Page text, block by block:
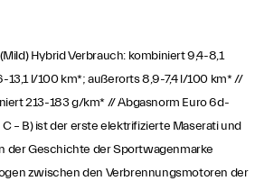
Hybrid Verbrauch: kombiniert 9,4-8,1
13,1 l/100 km*; außerorts 8,9-7,4 l/100 km* //
213-183 g/km* // Abgasnorm Euro 6d-
– B) ist der erste elektrifizierte Maserati und
der Geschichte der Sportwagenmarke
zwischen den Verbrennungsmotoren der